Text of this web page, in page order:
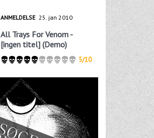
ANMELDELSE 25. jan 2010
All Trays For Venom -
[ingen titel] (Demo)
5/10